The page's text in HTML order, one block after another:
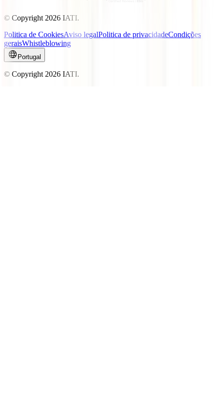
© Copyright 2026 IATI.
Politica de CookiesAviso legalPolitica de privacidadeCondições
geraisWhistleblowing
Portugal
© Copyright 2026 IATI.